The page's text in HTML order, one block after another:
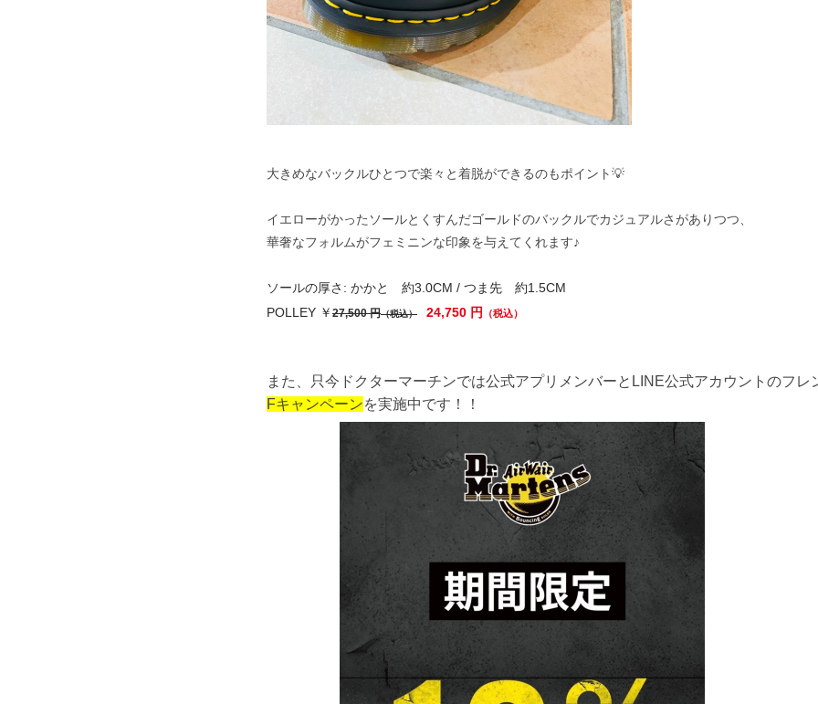
大きめなバックルひとつで楽々と着脱ができるのもポイント💡
イエローがかったソールとくすんだゴールドのバックルでカジュアルさがありつつ、
華奢なフォルムがフェミニンな印象を与えてくれます♪
ソールの厚さ: かかと 約3.0CM / つま先 約1.5CM
POLLEY ￥ 27,500 円（税込） 24,750 円 （税込）
また、只今ドクターマーチンでは公式アプリメンバーとLINE公式アカウントのフレ
Fキャンペーンを実施中です！！